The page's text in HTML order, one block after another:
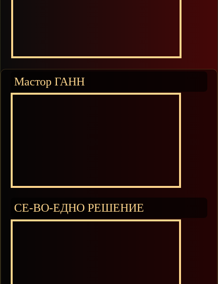
Мастор ГАНН
СЕ-ВО-ЕДНО РЕШЕНИЕ